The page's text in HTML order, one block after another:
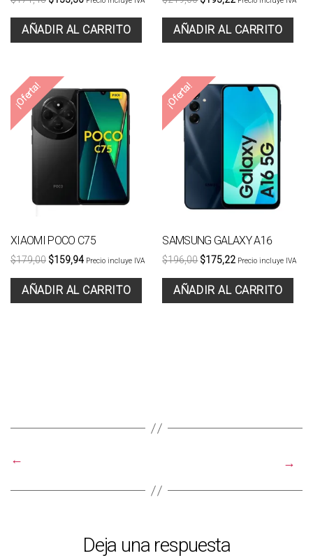
AÑADIR AL CARRITO AÑADIR AL CARRITO
¡Oferta!
XIAOMI POCO C75
$179,00 $159,94 Precio incluye IVA
AÑADIR AL CARRITO
¡Oferta!
SAMSUNG GALAXY A16
$196,00 $175,22 Precio incluye IVA
AÑADIR AL CARRITO
← →
Deja una respuesta